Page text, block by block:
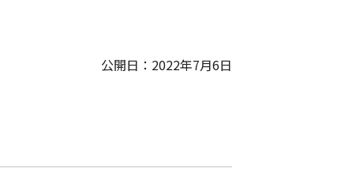
公開日：2022年7月6日